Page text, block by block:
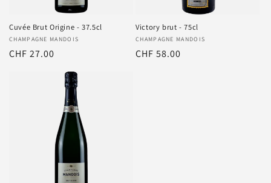
Cuvée Brut Origine - 37.5cl
Anbieter:
CHAMPAGNE MANDOIS
Normaler
CHF 27.00
Victory brut - 75cl
Anbieter:
CHAMPAGNE MANDOIS
Normaler
CHF 58.00